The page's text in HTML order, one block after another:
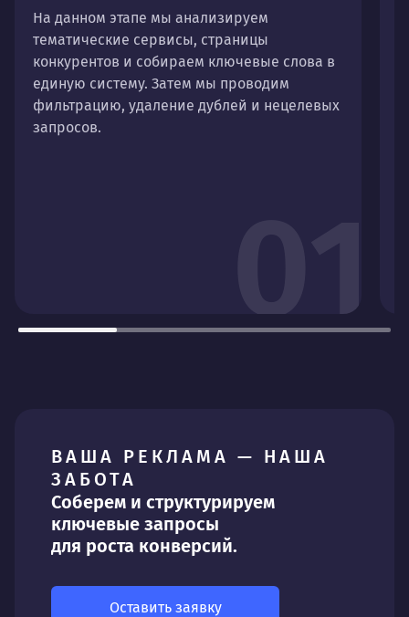
01
На данном этапе мы анализируем
тематические сервисы, страницы
конкурентов и собираем ключевые слова в
единую систему. Затем мы проводим
фильтрацию, удаление дублей и нецелевых
запросов.
ВАША РЕКЛАМА — НАША
ЗАБОТА
Соберем и структурируем
ключевые запросы
для роста конверсий.
Оставить заявку